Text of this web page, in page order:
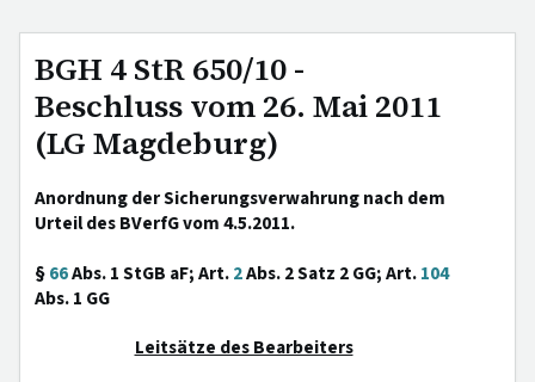
BGH 4 StR 650/10 -
Beschluss vom 26. Mai 2011
(LG Magdeburg)
Anordnung der Sicherungsverwahrung nach dem
Urteil des BVerfG vom 4.5.2011.
§66Abs. 1 StGB aF; Art.2Abs. 2 Satz 2 GG; Art.104
Abs. 1 GG
Leitsätze des Bearbeiters